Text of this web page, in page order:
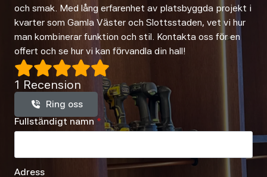
och smak. Med lång erfarenhet av platsbyggda projekt i
kvarter som Gamla Väster och Slottsstaden, vet vi hur
man kombinerar funktion och stil. Kontakta oss för en
offert och se hur vi kan förvandla din hall!
1 Recension
Ring oss
Fullständigt namn *
Adress